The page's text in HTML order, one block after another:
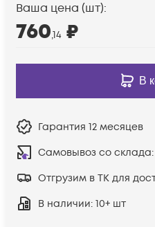
Ваша цена (шт):
760,14 ₽
В
Гарантия 12 месяцев
Самовывоз со склада:
Отгрузим в ТК для
В наличии: 10+ шт